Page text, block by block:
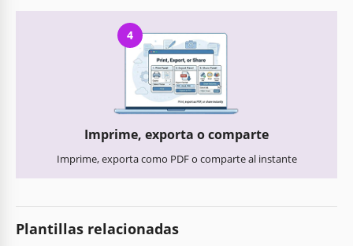
4
Imprime, exporta o comparte
Imprime, exporta como PDF o comparte al instante
Plantillas relacionadas